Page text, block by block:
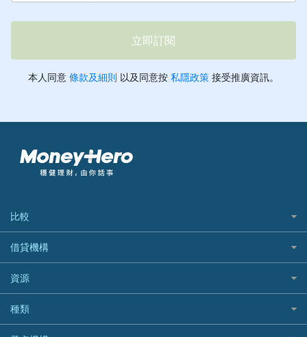
比較
私人貸款比較
稅季/稅務貸款
網上貸款
結餘轉戶(清卡數貸款)
銀行貸款
借貸機構
BEA 東亞銀行
BOC 中國銀行
Cashing Pro 優尚信貸
資源
如何申請個人貸款
如何管理個人貸款
種類